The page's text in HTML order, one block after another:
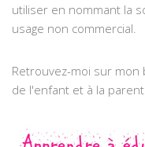
utiliser en nommant la
usage non commercial.
Retrouvez-moi sur mon
de l'enfant et à la